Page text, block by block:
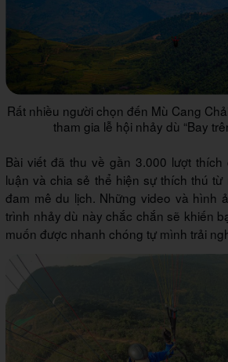
Rất nhiều người chọn đến Mù Cang
tham gia lễ hội nhảy dù “Bay
Bài viết đã thu về gần 3.000 lượt thích
luận và chia sẻ thể hiện sự thích thú
đam mê du lịch. Những video và hình
trình nhảy dù này chắc chắn sẽ khiến
muốn được nhanh chóng tự mình trải